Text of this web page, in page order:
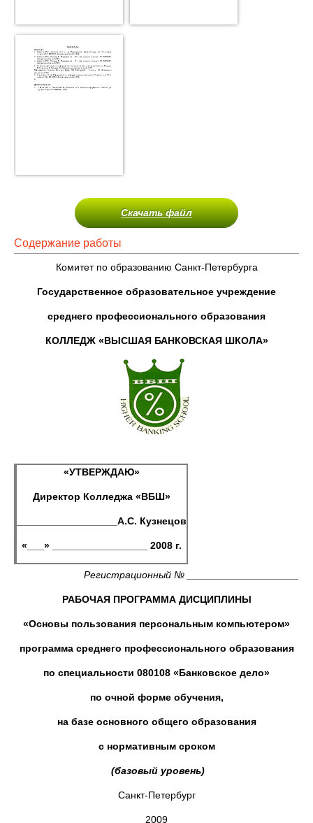
Скачать файл
Содержание работы
Комитет по образованию Санкт-Петербурга
Государственное образовательное учреждение
среднего профессионального образования
КОЛЛЕДЖ «ВЫСШАЯ БАНКОВСКАЯ ШКОЛА»
«УТВЕРЖДАЮ»
Директор Колледжа «ВБШ»
__________________А.С. Кузнецов
«___» _________________ 2008 г.
Регистрационный № ____________________
РАБОЧАЯ ПРОГРАММА ДИСЦИПЛИНЫ
«Основы пользования персональным компьютером»
программа среднего профессионального образования
по специальности 080108 «Банковское дело»
по очной форме обучения,
на базе основного общего образования
с нормативным сроком
(базовый уровень)
Санкт-Петербург
2009